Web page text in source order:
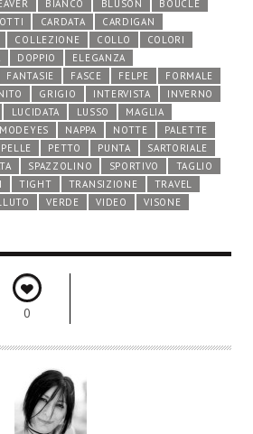
BIANCO BLUSON
BOUCLÈ
CARDATA
CARDIGAN
COLLEZIONE COLLO
COLORI
DOPPIO
ELEGANZA
FANTASIE FASCE FELPE
FORMALE
GRIGIO INTERVISTA
INVERNO
LUCIDATA LUSSO
MAGLIA
MODEYES NAPPA NOTTE
PALETTE
PELLE PETTO PUNTA
SARTORIALE
SPAZZOLINO SPORTIVO
TAGLIO
TIGHT TRANSIZIONE
TRAVEL
VERDE VIDEO
VISONE
0